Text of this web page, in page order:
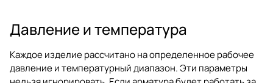
Давление и температура
Каждое изделие рассчитано на определенное рабочее
давление и температурный диапазон. Эти параметры